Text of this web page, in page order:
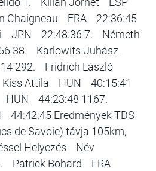
Chaigneau FRA 22:36:45
JPN 22:48:36 7. Németh
38. Karlowits-Juhász
292. Fridrich László
Attila HUN 40:15:41
44:23:48 1167.
Eredmények TDS
de Savoie) távja 105km,
Helyezés Név
Patrick Bohard FRA